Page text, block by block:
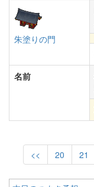
朱塗りの門
名前
<< 20 21